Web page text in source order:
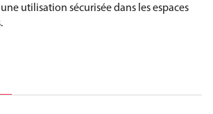
utilisation sécurisée dans les espaces